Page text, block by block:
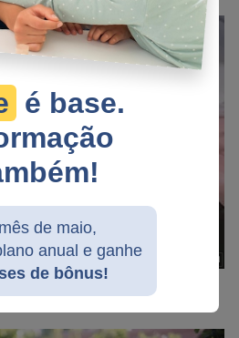
é base.
de maio,
anual e ganhe
de bônus!